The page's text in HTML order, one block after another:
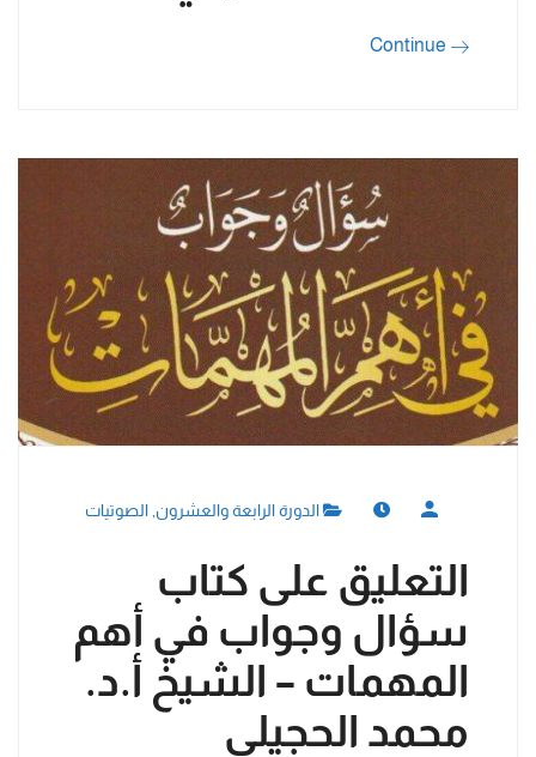
Continue
الدورة الرابعة والعشرون الصوتيات
التعليق على كتاب
سؤال وجواب في أهم
المهمات – الشيخ أ.د.
محمد الحجيلي